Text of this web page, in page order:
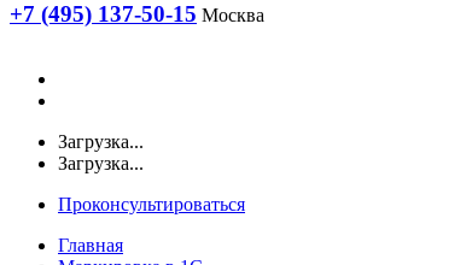
+7 (495) 137-50-15 Москва
Загрузка...
Загрузка...
Проконсультироваться
Главная